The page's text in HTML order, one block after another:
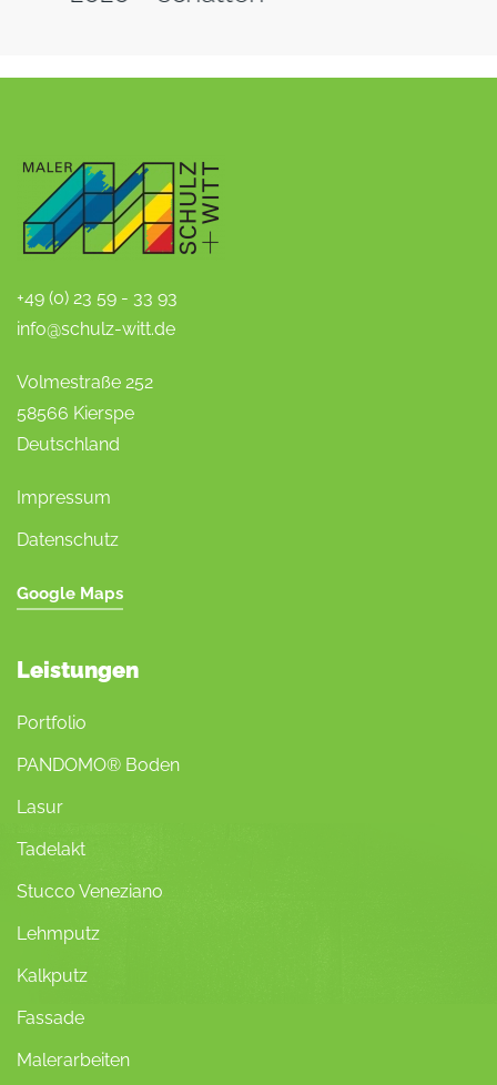
+49 (0) 23 59 - 33 93
info@schulz-witt.de
Volmestraße 252
58566 Kierspe
Deutschland
Impressum
Datenschutz
Google Maps
Leistungen
Portfolio
PANDOMO® Boden
Lasur
Tadelakt
Stucco Veneziano
Lehmputz
Kalkputz
Fassade
Malerarbeiten